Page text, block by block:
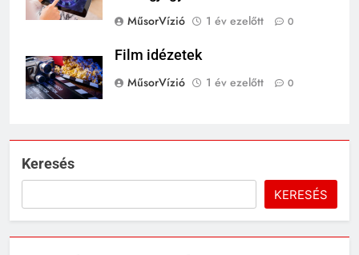
MűsorVízió
1 év ezelőtt 0
Film idézetek
MűsorVízió
1 év ezelőtt 0
Keresés
KERESÉS